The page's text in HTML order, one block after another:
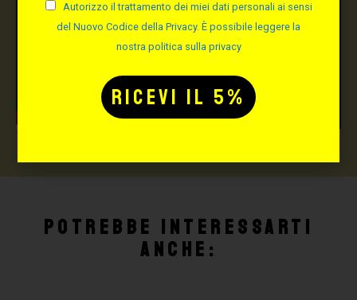
Potrebbe interessarti
anche:
Autorizzo il trattamento dei miei dati personali ai sensi
del Nuovo Codice della Privacy. È possibile leggere la
nostra politica sulla privacy